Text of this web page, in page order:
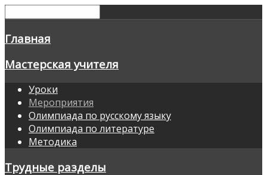
Главная
Мастерская учителя
Уроки
Мероприятия
Олимпиада по русскому языку
Олимпиада по литературе
Методика
Трудные разделы